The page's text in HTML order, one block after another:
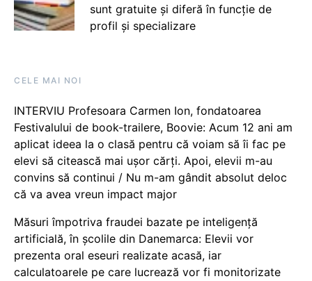
sunt gratuite și diferă în funcție de
profil și specializare
CELE MAI NOI
INTERVIU Profesoara Carmen Ion, fondatoarea
Festivalului de book-trailere, Boovie: Acum 12 ani am
aplicat ideea la o clasă pentru că voiam să îi fac pe
elevi să citească mai ușor cărți. Apoi, elevii m-au
convins să continui / Nu m-am gândit absolut deloc
că va avea vreun impact major
Măsuri împotriva fraudei bazate pe inteligență
artificială, în școlile din Danemarca: Elevii vor
prezenta oral eseuri realizate acasă, iar
calculatoarele pe care lucrează vor fi monitorizate